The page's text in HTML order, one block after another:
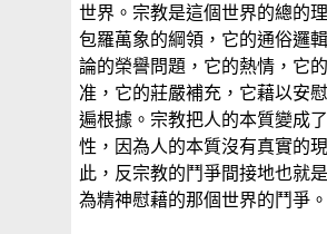
世界。宗教是這個世界的總的
包羅萬象的綱領，它的通俗邏
論的榮譽問題，它的熱情，它
准，它的莊嚴補充，它藉以安
遍根據。宗教把人的本質變成
性，因為人的本質沒有真實的
此，反宗教的鬥爭間接地也就
為精神慰藉的那個世界的鬥爭。